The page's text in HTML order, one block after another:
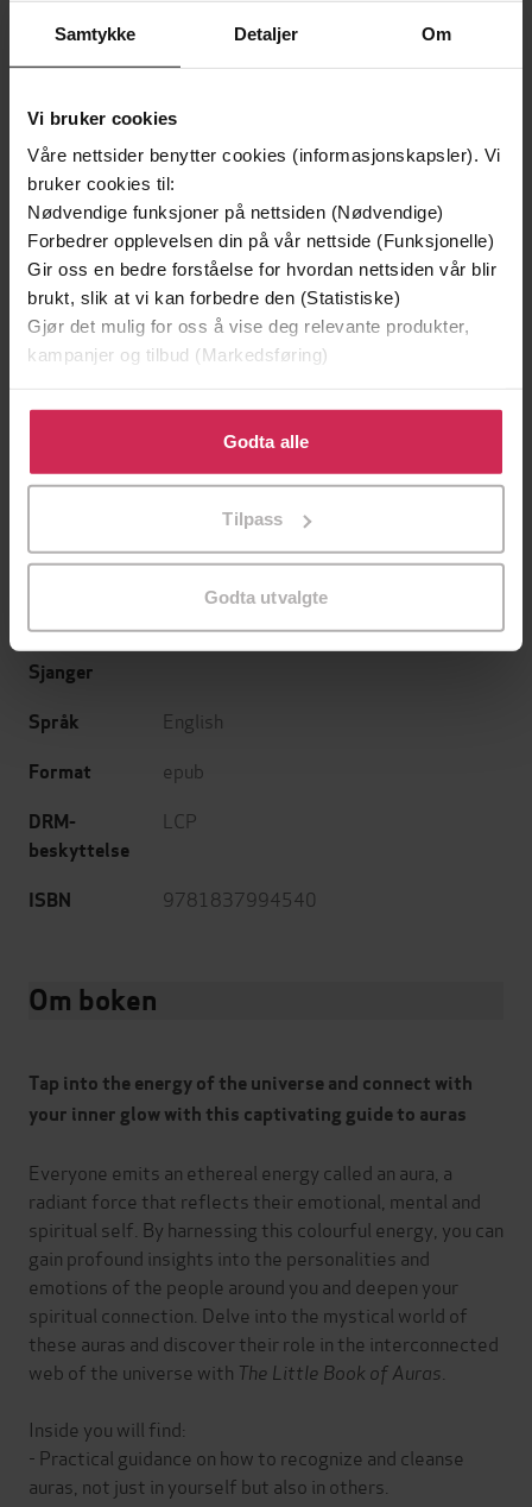
Samtykke Detaljer Om
Vi bruker cookies
Våre nettsider benytter cookies (informasjonskapsler). Vi
bruker cookies til:
Nødvendige funksjoner på nettsiden (Nødvendige)
Forbedrer opplevelsen din på vår nettside (Funksjonelle)
Gir oss en bedre forståelse for hvordan nettsiden vår blir
brukt, slik at vi kan forbedre den (Statistiske)
Gjør det mulig for oss å vise deg relevante produkter,
kampanjer og tilbud (Markedsføring)
Klikk på «Godta alle» for å gi oss ditt samtykke til å
bruke cookies for alle disse formålene. Du kan også
tilpasse ditt samtykke til spesifikke formål ved å klikke
Godta alle
Tilpass
Godta utvalgte
129,-
Minnesota
Jo Nesbø
EBOK
129,-
Utskudd
Jørn Lier Horst
EBOK
The Pocket Guide to the Energy of the
Universe
Lydia Levine(forfatter)
Forlag Summersdale
Utgitt
Sjanger
Språk
English
Format epub
DRM-
beskyttelse
LCP
ISBN 9781837994540
Om boken
Tap into the energy of the universe and connect with
your inner glow with this captivating guide to auras
Everyone emits an ethereal energy called an aura, a
radiant force that reflects their emotional, mental and
spiritual self. By harnessing this colourful energy, you can
gain profound insights into the personalities and
emotions of the people around you and deepen your
spiritual connection. Delve into the mystical world of
these auras and discover their role in the interconnected
web of the universe with The Little Book of Auras
Inside you will find:
- Practical guidance on how to recognize and cleanse
auras, not just in yourself but also in others.